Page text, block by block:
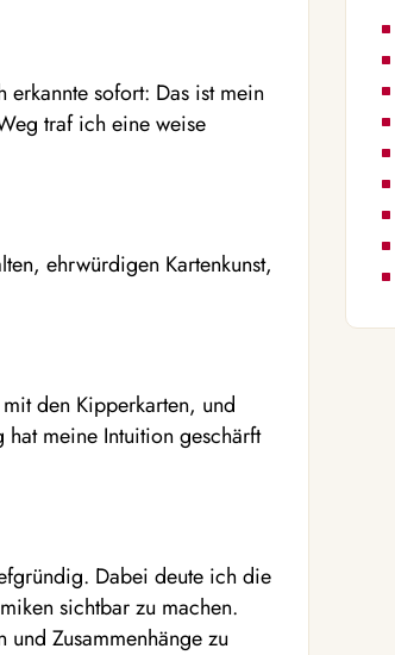
sofort: Das ist mein
traf ich eine weise
ehrwürdigen Kartenkunst,
den Kipperkarten, und
meine Intuition geschärft
Dabei deute ich die
sichtbar zu machen.
und Zusammenhänge zu